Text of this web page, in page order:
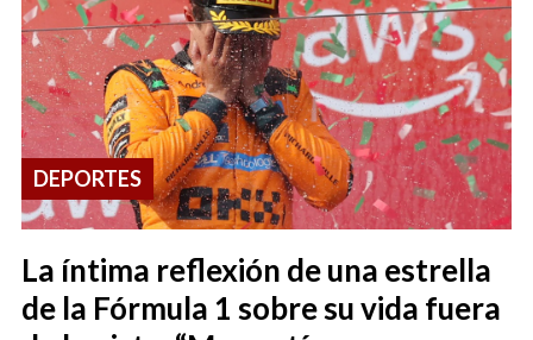
La íntima reflexión de una estrella
de la Fórmula 1 sobre su vida fuera
DEPORTES